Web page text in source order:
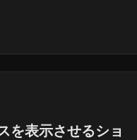
を表示させるショ